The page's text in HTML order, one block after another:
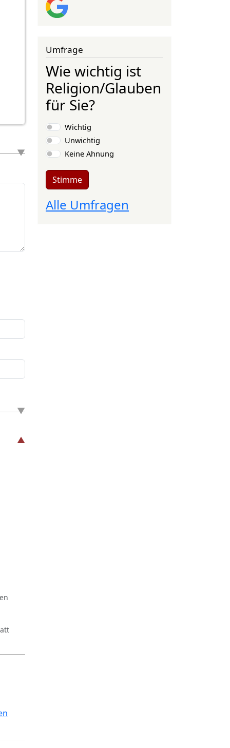
Umfrage
Wie wichtig ist
Religion/Glauben
für Sie?
Auswahlmöglichkeiten
Wichtig
Unwichtig
Keine Ahnung
Stimme
Alle Umfragen